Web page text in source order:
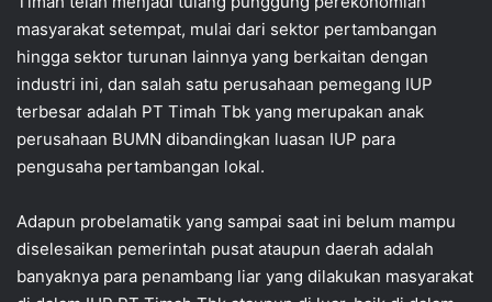
masyarakat setempat, mulai dari sektor pertambangan
hingga sektor turunan lainnya yang berkaitan dengan
industri ini, dan salah satu perusahaan pemegang IUP
terbesar adalah PT Timah Tbk yang merupakan anak
perusahaan BUMN dibandingkan luasan IUP para
pengusaha pertambangan lokal.
Adapun probelamatik yang sampai saat ini belum mampu
diselesaikan pemerintah pusat ataupun daerah adalah
banyaknya para penambang liar yang dilakukan masyarakat